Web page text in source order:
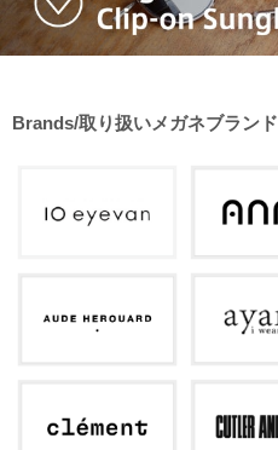
Brands/取り扱いメガネブランド